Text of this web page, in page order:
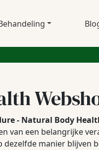
- Natural Body
van een belangrijke
manier blijven